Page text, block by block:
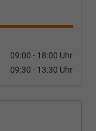
09:00 - 18:00 Uhr
09:30 - 13:30 Uhr